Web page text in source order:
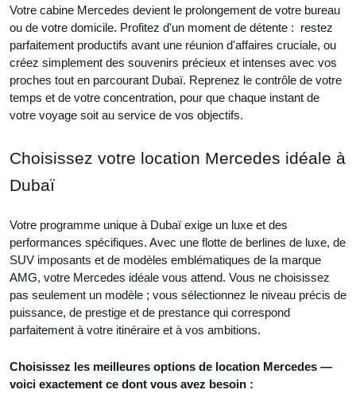
Votre cabine Mercedes devient le prolongement de votre bureau
ou de votre domicile. Profitez d'un moment de détente : restez
parfaitement productifs avant une réunion d'affaires cruciale, ou
créez simplement des souvenirs précieux et intenses avec vos
proches tout en parcourant Dubaï. Reprenez le contrôle de votre
temps et de votre concentration, pour que chaque instant de
votre voyage soit au service de vos objectifs.
Choisissez votre location Mercedes idéale à
Dubaï
Votre programme unique à Dubaï exige un luxe et des
performances spécifiques. Avec une flotte de berlines de luxe, de
SUV imposants et de modèles emblématiques de la marque
AMG, votre Mercedes idéale vous attend. Vous ne choisissez
pas seulement un modèle ; vous sélectionnez le niveau précis de
puissance, de prestige et de prestance qui correspond
parfaitement à votre itinéraire et à vos ambitions.
Choisissez les meilleures options de location Mercedes —
voici exactement ce dont vous avez besoin :